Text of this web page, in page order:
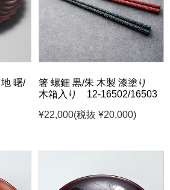
曙/
箸 螺鈿 黒/朱 木製 漆塗り
木箱入り 12-16502/16503
¥22,000(税抜 ¥20,000)